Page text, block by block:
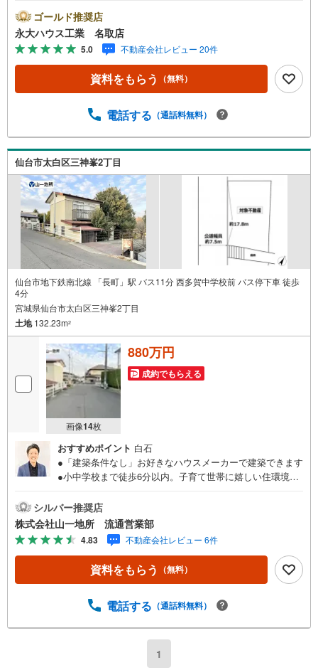
識＞戸建・マンション・土地…と種別を問わず不動産を取
り扱っております。さらに教育施設や商業施設、子育て環
境や行政などの地域情報を総合し、お客様により良い物件
選びをしていただけるよう、しっかりとサポートさせてい
ただきます。2.＜経験豊富なスタッフ＞当社では【購入】
【売却】【引っ越し】【リフォーム】など住宅に関する
や各種税金についても、誠心誠意ご説明させていただきま
族皆様で、ぜひお越しください。営業時間:10:00～18:00
（定休日:火・水曜日 ※店舗により変動あり）現地のご案
内も可能ですので、どうぞお気軽にお問い合わせくださ
い！
ゴールド推奨店
永大ハウス工業 名取店
5.0 不動産会社レビュー 20件
資料をもらう （無料）
電話する （通話料無料）
仙台市太白区三神峯2丁目
仙台市地下鉄南北線 「長町」駅 バス11分 西多賀中学校前 バス停下車 徒歩
4分
宮城県仙台市太白区三神峯2丁目
土地132.23m2
画像14枚
880万円
成約でもらえる
おすすめポイント 白石
●「建築条件なし」お好きなハウスメーカーで建築できます
●小中学校まで徒歩6分以内。子育て世帯に嬉しい住環境●
●○●○●○●○●○●○●○●○●【購入のご相談】地元に強い「山一
地所」だから売買物件も豊富です！ご希望の物件のご紹介
から、ローンのご相談、投資のご相談までおまかせくださ
い!!■住宅ローンはどれくらい組めるのだろう？■無理のな
い支払いの為には、予算をいくらにすればいいの？■マンシ
ョンか戸建か迷い中。どういう基準で選んだらいい？お住
タッフが丁寧な対応と説明でサポート致します。●○●○●○●
シルバー推奨店
株式会社山一地所 流通営業部
4.83 不動産会社レビュー 6件
資料をもらう （無料）
電話する （通話料無料）
1